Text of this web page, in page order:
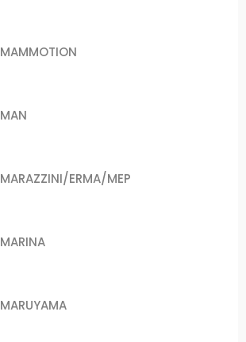
MAMMOTION
MAN
MARAZZINI/ERMA/MEP
MARINA
MARUYAMA